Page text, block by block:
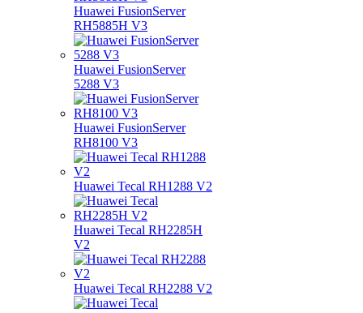
Huawei FusionServer
RH5885H V3
Huawei FusionServer
5288 V3
Huawei FusionServer
RH8100 V3
Huawei Tecal RH1288 V2
Huawei Tecal RH2285H
V2
Huawei Tecal RH2288 V2